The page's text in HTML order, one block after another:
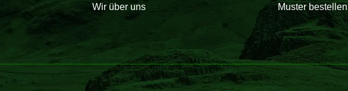
Wir über uns Muster bestellen